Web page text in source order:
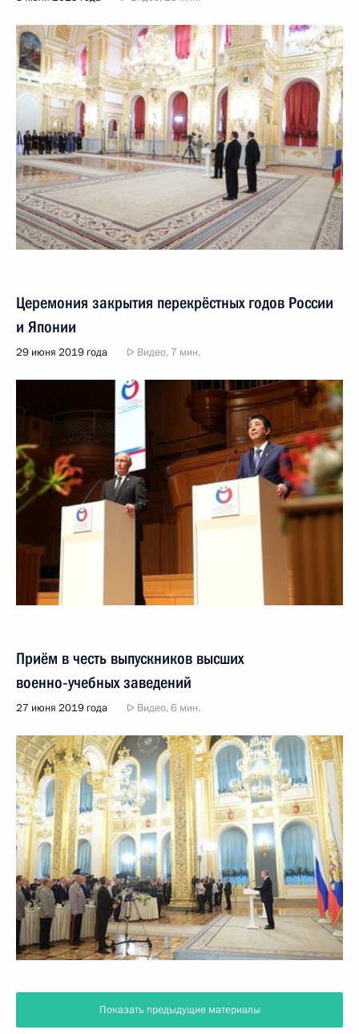
Церемония закрытия перекрёстных годов России
и Японии
29 июня 2019 года Видео, 7 мин.
Приём в честь выпускников высших
военно‑учебных заведений
27 июня 2019 года Видео, 6 мин.
Показать предыдущие материалы